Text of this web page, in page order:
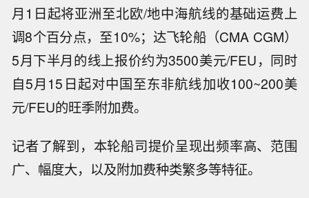
月1日起将亚洲至北欧/地中海航线的基础运费上
调8个百分点，至10%；达飞轮船（CMA CGM）
5月下半月的线上报价约为3500美元/FEU，同时
自5月15日起对中国至东非航线加收100~200美
元/FEU的旺季附加费。
记者了解到，本轮船司提价呈现出频率高、范围
广、幅度大，以及附加费种类繁多等特征。